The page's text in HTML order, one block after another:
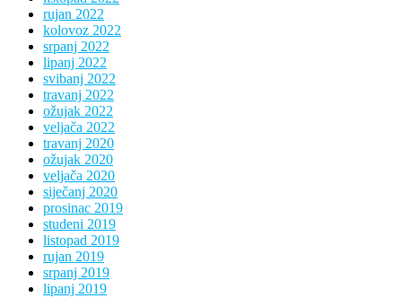
rujan 2022
kolovoz 2022
srpanj 2022
lipanj 2022
svibanj 2022
travanj 2022
ožujak 2022
veljača 2022
travanj 2020
ožujak 2020
veljača 2020
siječanj 2020
prosinac 2019
studeni 2019
listopad 2019
rujan 2019
srpanj 2019
lipanj 2019